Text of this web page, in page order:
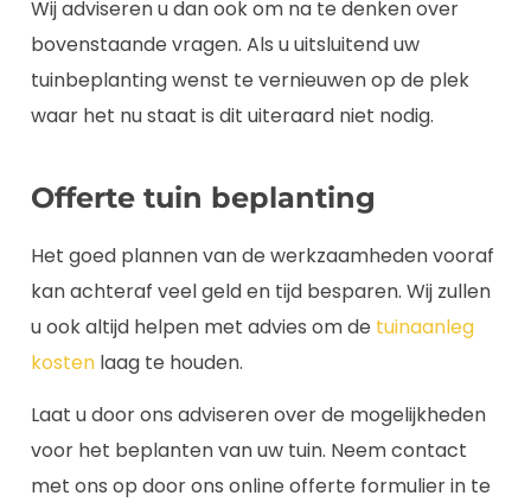
Wij adviseren u dan ook om na te denken over
bovenstaande vragen. Als u uitsluitend uw
tuinbeplanting wenst te vernieuwen op de plek
waar het nu staat is dit uiteraard niet nodig.
Offerte tuin beplanting
Het goed plannen van de werkzaamheden vooraf
kan achteraf veel geld en tijd besparen. Wij zullen
u ook altijd helpen met advies om de tuinaanleg
kosten laag te houden.
Laat u door ons adviseren over de mogelijkheden
voor het beplanten van uw tuin. Neem contact
met ons op door ons online offerte formulier in te